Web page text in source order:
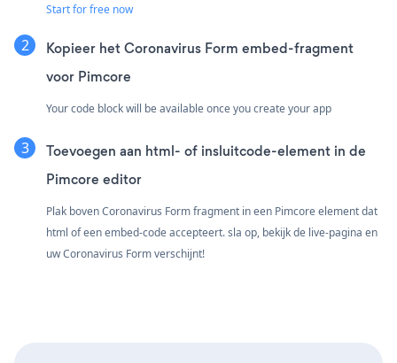
Start for free now
Kopieer het Coronavirus Form embed-fragment
voor Pimcore
Your code block will be available once you create your app
Toevoegen aan html- of insluitcode-element in de
Pimcore editor
Plak boven Coronavirus Form fragment in een Pimcore element dat
html of een embed-code accepteert. sla op, bekijk de live-pagina en
uw Coronavirus Form verschijnt!